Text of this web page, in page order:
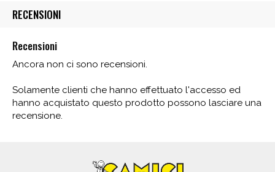
RECENSIONI
Recensioni
Ancora non ci sono recensioni.
Solamente clienti che hanno effettuato l'accesso ed
hanno acquistato questo prodotto possono lasciare una
recensione.